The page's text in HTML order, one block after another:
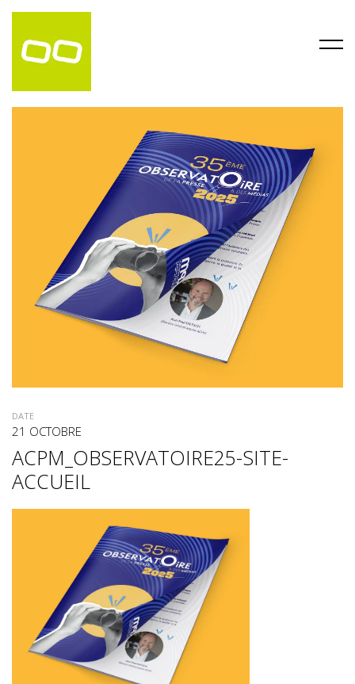
DATE
21 OCTOBRE
ACPM_OBSERVATOIRE25-SITE-
ACCUEIL